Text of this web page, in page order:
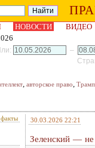
НОВОСТИ
ВИДЕО
–
, авторское право, Трамп
30.03.2026 22:21
Зеленский — не